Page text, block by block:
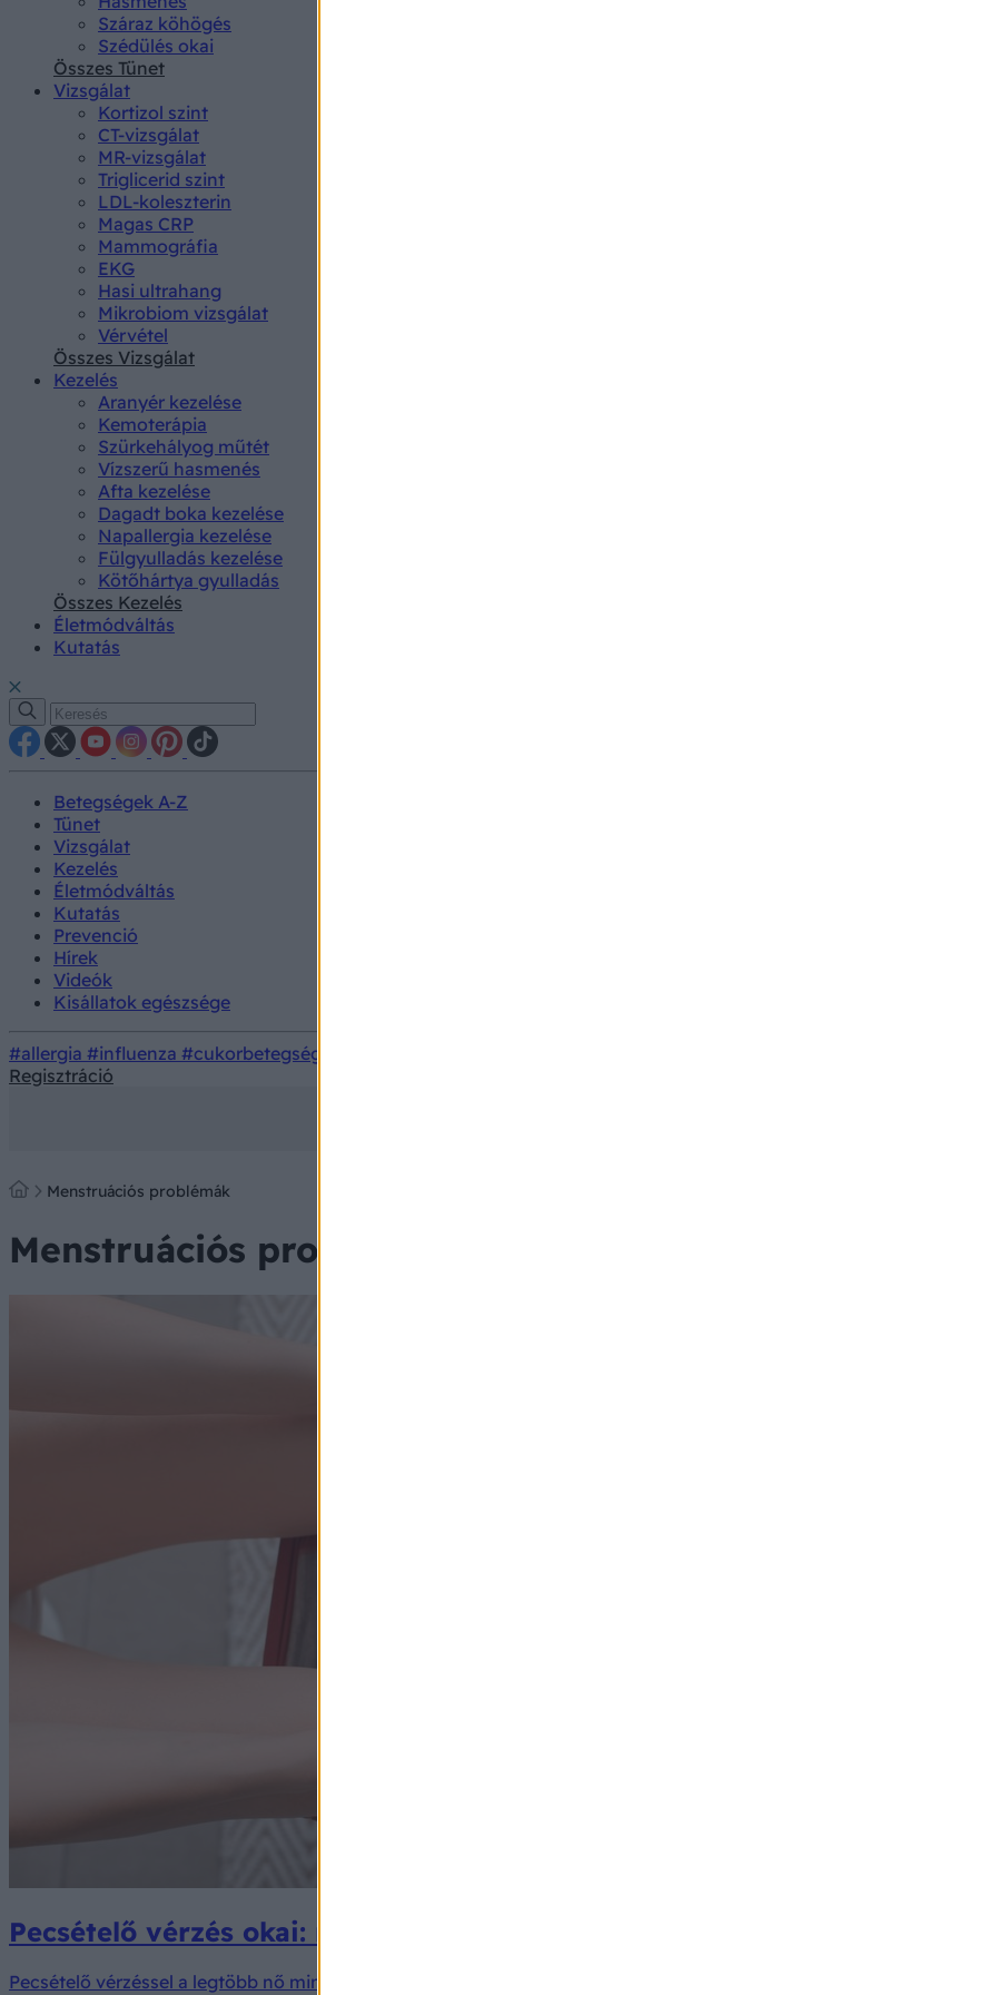
Száraz köhögés
Szédülés okai
Összes Tünet
Vizsgálat
Kortizol szint
CT-vizsgálat
MR-vizsgálat
Triglicerid szint
LDL-koleszterin
Magas CRP
Mammográfia
EKG
Hasi ultrahang
Mikrobiom vizsgálat
Vérvétel
Összes Vizsgálat
Kezelés
Aranyér kezelése
Kemoterápia
Szürkehályog műtét
Vízszerű hasmenés
Afta kezelése
Dagadt boka kezelése
Napallergia kezelése
Fülgyulladás kezelése
Kötőhártya gyulladás
Összes Kezelés
Életmódváltás
Kutatás
Betegségek A-Z
Tünet
Vizsgálat
Kezelés
Életmódváltás
Kutatás
Prevenció
Hírek
Videók
Kisállatok egészsége
#allergia #influenza #cukorbetegség
Regisztráció
Menstruációs problémák
Menstruációs problémák
Pecsételő vérzés okai: mikor jelezhet komolyabb problémát?
Pecsételő vérzéssel a legtöbb nő minimum egyszer találkozik élete során, de milyen, amikor hormonzavart jelez?